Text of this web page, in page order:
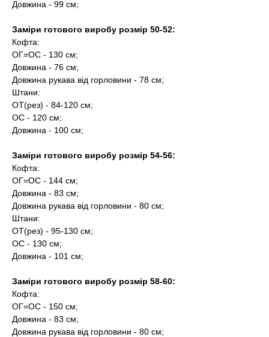
Довжина - 99 см;
Заміри готового виробу розмір 50-52:
Кофта:
ОГ=ОС - 130 см;
Довжина - 76 см;
Довжина рукава від горловини - 78 см;
Штани:
ОТ(рез) - 84-120 см;
ОС - 120 см;
Довжина - 100 см;
Заміри готового виробу розмір 54-56:
Кофта:
ОГ=ОС - 144 см;
Довжина - 83 см;
Довжина рукава від горловини - 80 см;
Штани:
ОТ(рез) - 95-130 см;
ОС - 130 см;
Довжина - 101 см;
Заміри готового виробу розмір 58-60:
Кофта:
ОГ=ОС - 150 см;
Довжина - 83 см;
Довжина рукава від горловини - 80 см;